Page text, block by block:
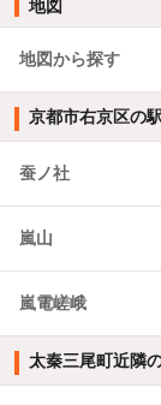
地図
地図から探す
京都市右京区の
蚕ノ社
嵐山
嵐電嵯峨
太秦三尾町近隣